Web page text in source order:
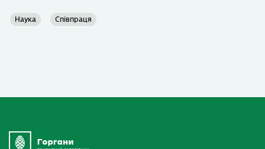
Наука Співпраця